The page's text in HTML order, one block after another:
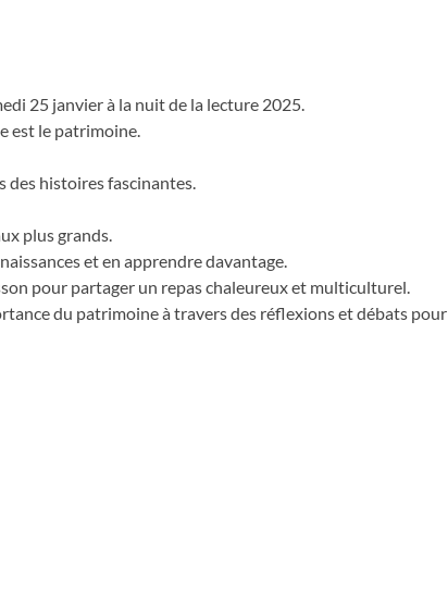
25 janvier à la nuit de la lecture 2025.
est le patrimoine.
des histoires fascinantes.
plus grands.
et en apprendre davantage.
pour partager un repas chaleureux et multiculturel.
du patrimoine à travers des réflexions et débats pour